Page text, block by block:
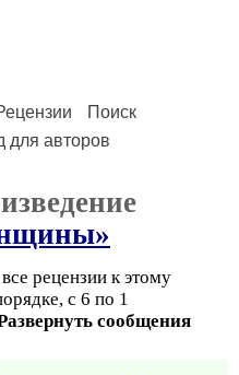
Поиск
для авторов
рецензии к этому
с 6 по 1
сообщения